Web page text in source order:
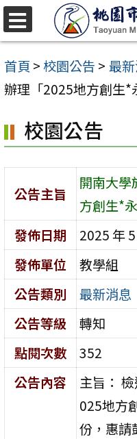
跳
至
主
要
容
區
首頁 >校園公告 > 最
辦理「2025地方創生*
校園公告
公告主旨
開南大
方創生*
發佈日期
2025 年
發佈單位
教學組
公告類別
最新消息
公告等級
轉知
點閱次數
352
公告內容
主旨：
025地方
份，惠請
選
單